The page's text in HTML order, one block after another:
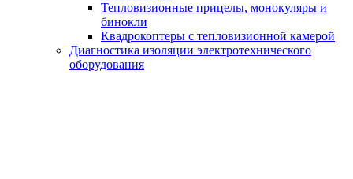
Тепловизионные прицелы, монокуляры и
бинокли
Квадрокоптеры с тепловизионной камерой
Диагностика изоляции электротехнического
оборудования